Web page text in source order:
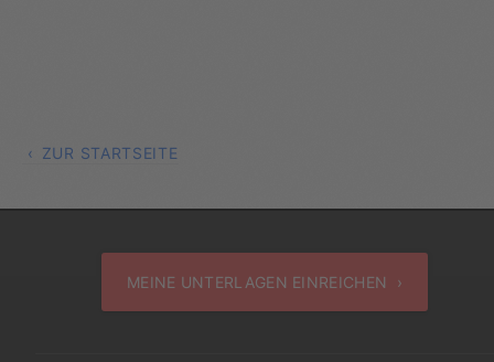
ZUR STARTSEITE
MEINE UNTERLAGEN EINREICHEN ›